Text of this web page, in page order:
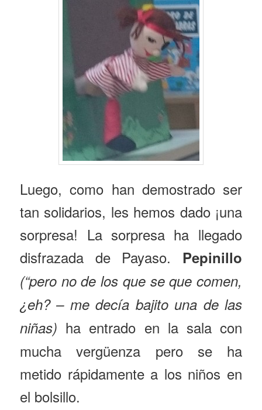
Luego, como han demostrado ser
tan solidarios, les hemos dado ¡una
sorpresa! La sorpresa ha llegado
disfrazada de Payaso. Pepinillo
(“pero no de los que se que comen,
¿eh? – me decía bajito una de las
niñas) ha entrado en la sala con
mucha vergüenza pero se ha
metido rápidamente a los niños en
el bolsillo.